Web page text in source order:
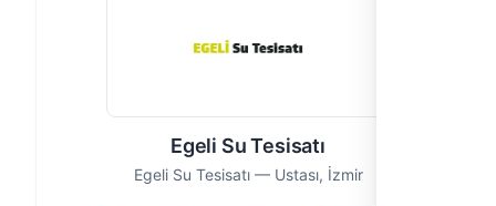
Egeli Su Tesisatı
Egeli Su Tesisatı — Ustası, İzmir